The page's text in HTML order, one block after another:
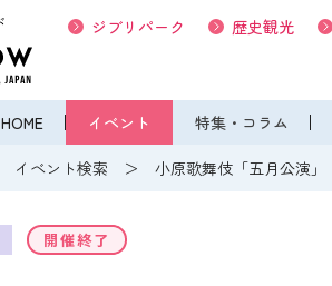
HOME イベント 特集・コラム
ジブリパーク 歴史観光
イベント検索 小原歌舞伎「五月公演」
開催終了